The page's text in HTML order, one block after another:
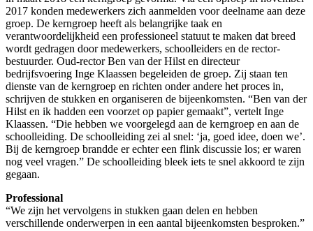
2017 konden medewerkers zich aanmelden voor deelname aan deze
groep. De kerngroep heeft als belangrijke taak en
verantwoordelijkheid een professioneel statuut te maken dat breed
wordt gedragen door medewerkers, schoolleiders en de rector-
bestuurder. Oud-rector Ben van der Hilst en directeur
bedrijfsvoering Inge Klaassen begeleiden de groep. Zij staan ten
dienste van de kerngroep en richten onder andere het proces in,
schrijven de stukken en organiseren de bijeenkomsten. “Ben van der
Hilst en ik hadden een voorzet op papier gemaakt”, vertelt Inge
Klaassen. “Die hebben we voorgelegd aan de kerngroep en aan de
schoolleiding. De schoolleiding zei al snel: ‘ja, goed idee, doen we’.
Bij de kerngroep brandde er echter een flink discussie los; er waren
nog veel vragen.” De schoolleiding bleek iets te snel akkoord te zijn
gegaan.
Professional
“We zijn het vervolgens in stukken gaan delen en hebben
verschillende onderwerpen in een aantal bijeenkomsten besproken.”